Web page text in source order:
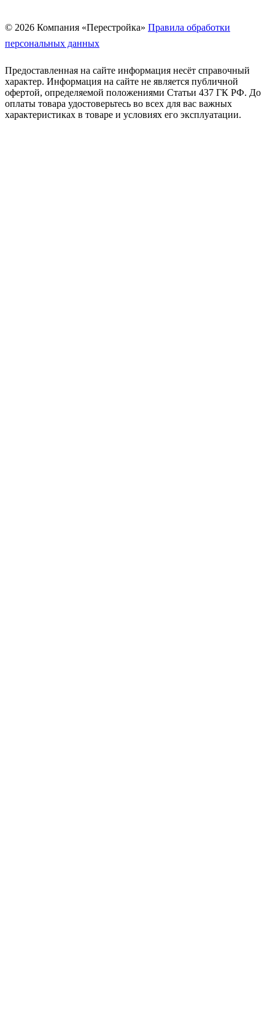
© 2026 Компания «Перестройка» Правила обработки
персональных данных
Предоставленная на сайте информация несёт справочный
характер. Информация на сайте не является публичной
офертой, определяемой положениями Статьи 437 ГК РФ. До
оплаты товара удостоверьтесь во всех для вас важных
характеристиках в товаре и условиях его эксплуатации.